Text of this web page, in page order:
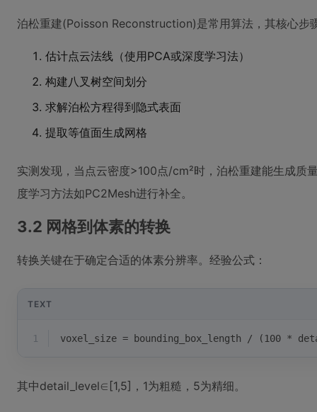
泊松重建(Poisson Reconstruction)是常用算法，其核心步
估计点云法线（使用PCA或深度学习法）
构建八叉树空间划分
求解泊松方程得到隐式表面
提取等值面生成网格
实测发现，当点云密度>100点/cm²时，泊松重建能生成质
度学习方法如PC2Mesh进行补全。
3.2 网格到体素的转换
转换关键在于确定合适的体素分辨率。经验公式：
TEXT
1 voxel_size = bounding_box_length / (100 *
其中detail_level∈[1,5]，1为粗糙，5为精细。